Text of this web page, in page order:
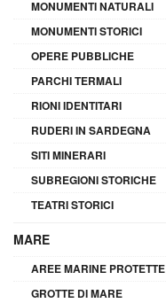
MONUMENTI NATURALI
MONUMENTI STORICI
OPERE PUBBLICHE
PARCHI TERMALI
RIONI IDENTITARI
RUDERI IN SARDEGNA
SITI MINERARI
SUBREGIONI STORICHE
TEATRI STORICI
MARE
AREE MARINE PROTETTE
GROTTE DI MARE